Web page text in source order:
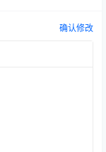
确认修改